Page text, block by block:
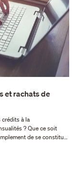
et rachats de
à la
? Que ce soit
de se constituer
font encore par courrier,